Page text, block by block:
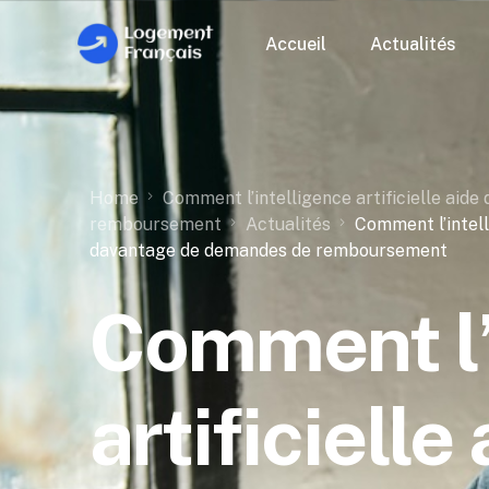
Accueil Actualités
Home
Comment l’intelligence artificielle aide
remboursement
Actualités
Comment
davantage de demandes de remboursement
Comment
artificielle